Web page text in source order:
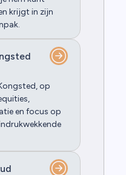
krijgt in zijn
op
en focus op